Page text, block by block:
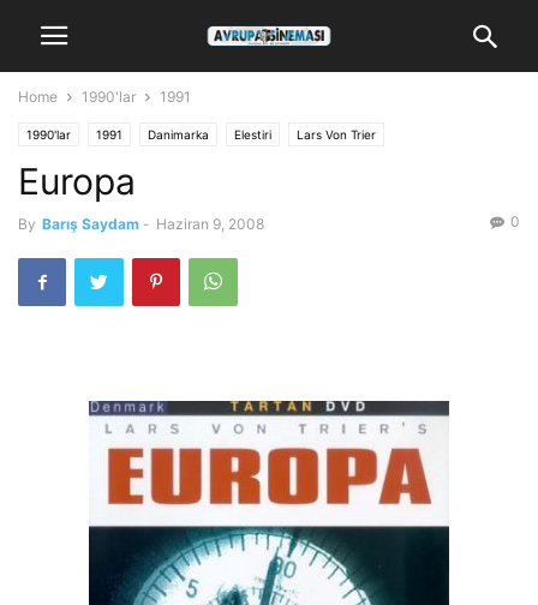
Home 1990'lar 1991
1990'lar 1991 Danimarka Elestiri Lars Von Trier
Europa
By Barış Saydam - Haziran 9, 2008 0